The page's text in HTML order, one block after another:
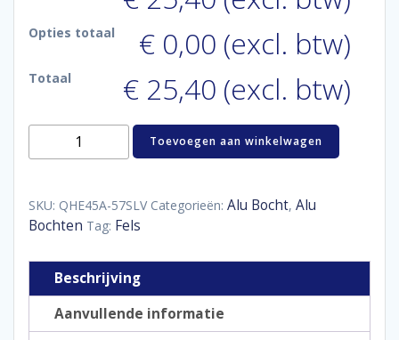
Opties totaal € 0,00 (excl. btw)
Totaal € 25,40 (excl. btw)
Aluminum
mm
aantal
Toevoegen aan winkelwagen
SKU: QHE45A-57SLV Categorieën: Alu Bocht, Alu
Bochten Tag: Fels
Beschrijving
Aanvullende informatie